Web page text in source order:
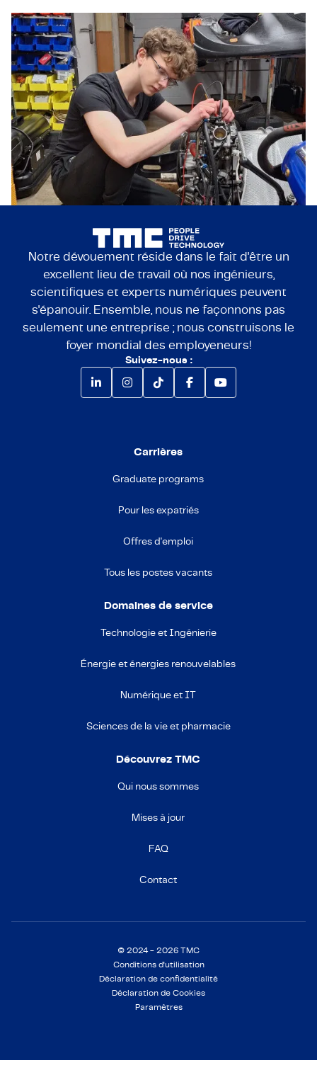
Luke – Logiciel & Infrastructure de Données
Luke est notre spécialiste en logiciels, développant
le code essentiel qui permet à notre porte-vélos de
fonctionner parfaitement. Il travaille également sur
l'infrastructure de données, s'assurant que nous
puissions traiter efficacement les données des
utilisateurs et les informations issues des
recherches de marché.
Notre dévouement réside dans le fait d'être un
excellent lieu de travail où nos ingénieurs,
scientifiques et experts numériques peuvent
s'épanouir. Ensemble, nous ne façonnons pas
seulement une entreprise ; nous construisons le
foyer mondial des employeneurs!
Suivez-nous :
Carrières
Graduate programs
Pour les expatriés
Offres d'emploi
Tous les postes vacants
Domaines de service
Technologie et Ingénierie
Énergie et énergies renouvelables
Numérique et IT
Sciences de la vie et pharmacie
Découvrez TMC
Qui nous sommes
Mises à jour
FAQ
Contact
© 2024 - 2026 TMC
Conditions d'utilisation
Déclaration de confidentialité
Déclaration de Cookies
Paramètres